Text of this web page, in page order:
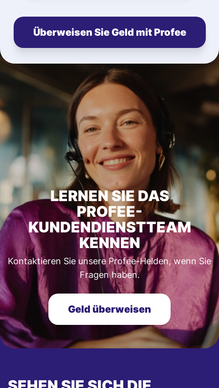
Überweisen Sie Geld mit Profee
LERNEN SIE DAS
PROFEE-
KUNDENDIENSTTEAM
KENNEN
Kontaktieren Sie unsere Profee-Helden, wenn Sie
Fragen haben.
Geld überweisen